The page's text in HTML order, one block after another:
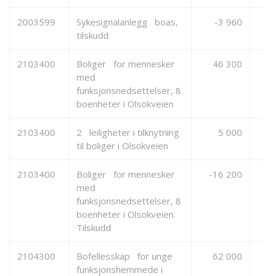
2003599
Sykesignalanlegg boas,
tilskudd
-3 960
2103400
Boliger for mennesker
med
funksjonsnedsettelser, 8
boenheter i Olsokveien
46 300
2103400
2 leiligheter i tilknytning
til boliger i Olsokveien
5 000
2103400
Boliger for mennesker
med
funksjonsnedsettelser, 8
boenheter i Olsokveien.
Tilskudd
-16 200
2104300
Bofellesskap for unge
funksjonshemmede i
62 000